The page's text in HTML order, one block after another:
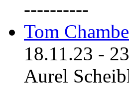
----------
Tom
18.11.23 -
Aurel